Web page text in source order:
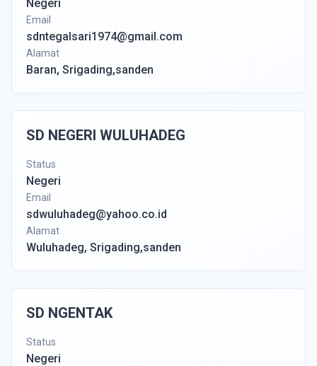
Negeri
Email
sdntegalsari1974@gmail.com
Alamat
Baran, Srigading,sanden
SD NEGERI WULUHADEG
Status
Negeri
Email
sdwuluhadeg@yahoo.co.id
Alamat
Wuluhadeg, Srigading,sanden
SD NGENTAK
Status
Negeri